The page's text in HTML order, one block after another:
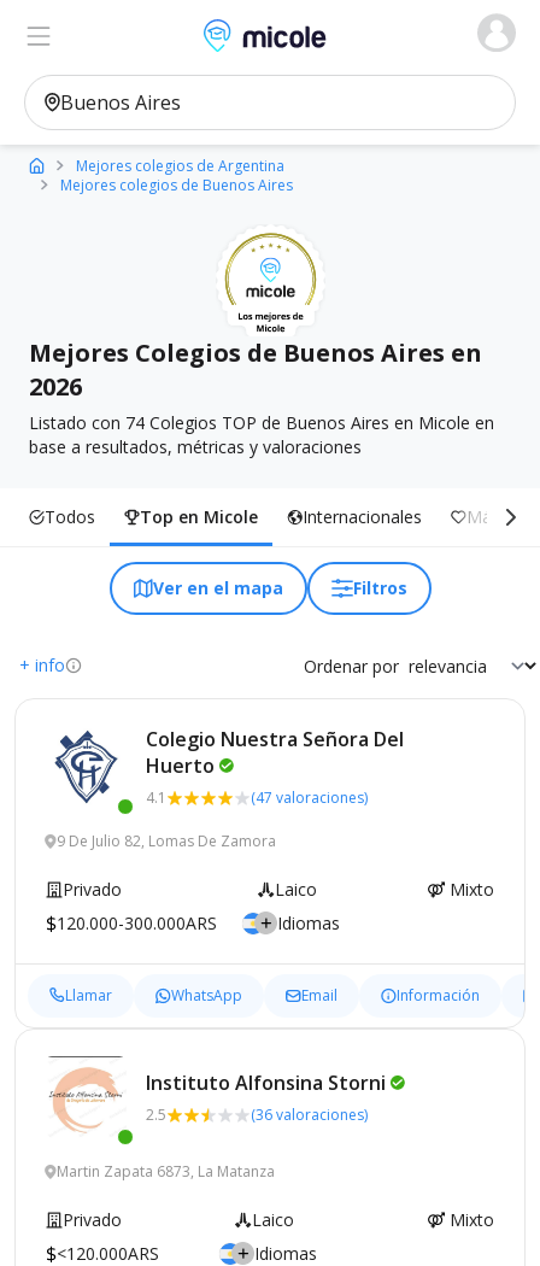
Micole, buscador de colegios
Ver en el mapa
Mejores colegios de Argentina
Mejores colegios de Buenos Aires
Mejores Colegios de Buenos Aires en
2026
Listado con 74 Colegios TOP de Buenos Aires en Micole en
base a resultados, métricas y valoraciones
Todos Top en Micole Internacionales Más
Ver en el mapa Filtros
+ info Ordenar por
Colegio Nuestra Señora Del
Huerto
4.1 (47 valoraciones)
9 De Julio 82, Lomas De Zamora
Privado Laico
Mixto
120.000-300.000ARS
Idiomas
Llamar WhatsApp Email Información
Instituto Alfonsina Storni
2.5 (36 valoraciones)
Martin Zapata 6873, La Matanza
Privado Laico
Mixto
<120.000ARS
Idiomas